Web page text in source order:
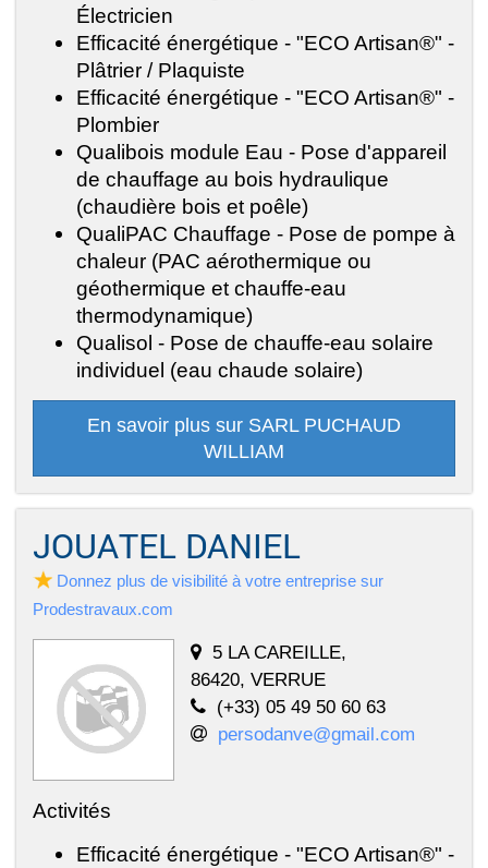
Électricien
Efficacité énergétique - "ECO Artisan®" -
Plâtrier / Plaquiste
Efficacité énergétique - "ECO Artisan®" -
Plombier
Qualibois module Eau - Pose d'appareil
de chauffage au bois hydraulique
(chaudière bois et poêle)
QualiPAC Chauffage - Pose de pompe à
chaleur (PAC aérothermique ou
géothermique et chauffe-eau
thermodynamique)
Qualisol - Pose de chauffe-eau solaire
individuel (eau chaude solaire)
En savoir plus sur SARL PUCHAUD
WILLIAM
JOUATEL DANIEL
Donnez plus de visibilité à votre entreprise sur
Prodestravaux.com
5 LA CAREILLE,
86420, VERRUE
(+33) 05 49 50 60 63
persodanve@gmail.com
Activités
Efficacité énergétique - "ECO Artisan®" -